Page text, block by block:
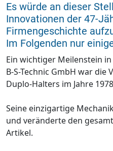
Es würde an dieser
Innovationen der 47-
Firmengeschichte
Im Folgenden nur
Ein wichtiger Meilenstein
B-S-Technic GmbH war die
Duplo-Halters im Jahre
Seine einzigartige
und veränderte den
Artikel.